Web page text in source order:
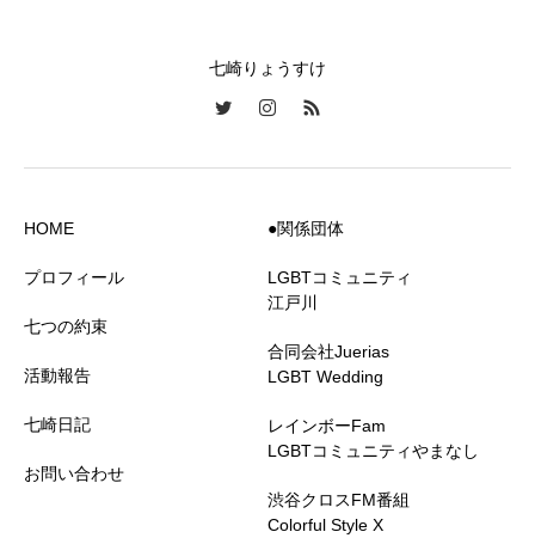
七崎りょうすけ
HOME
プロフィール
七つの約束
活動報告
七崎日記
お問い合わせ
●関係団体
LGBTコミュニティ
江戸川
合同会社Juerias
LGBT Wedding
レインボーFam
LGBTコミュニティやまなし
渋谷クロスFM番組
Colorful Style X